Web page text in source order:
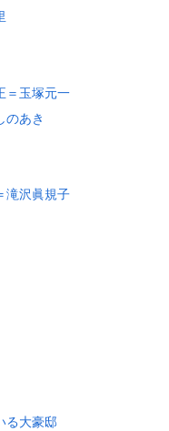
＝玉塚元一
のあき
滝沢眞規子
る大豪邸